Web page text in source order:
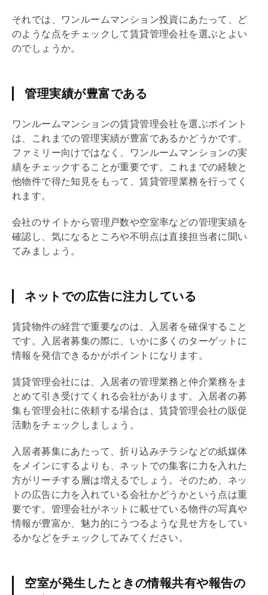
それでは、ワンルームマンション投資にあたって、ど
のような点をチェックして賃貸管理会社を選ぶとよい
のでしょうか。
管理実績が豊富である
ワンルームマンションの賃貸管理会社 を選ぶポイント
は、これまでの管理実績が豊富であるかどうかです。
ファミリー向けではなく、ワンルームマンションの実
績をチェックすることが重要です。これまでの経験と
他物件で得た知見をもって、賃貸管理業務を行ってく
れます。
会社のサイトから管理戸数や空室率などの管理実績を
確認し、気になるところや不明点は直接担当者に聞い
てみましょう。
ネットでの広告に注力している
賃貸物件の経営で重要なのは、入居者を確保すること
です。入居者募集の際に、いかに多くのターゲットに
情報を発信できるかがポイントになります。
賃貸管理会社には、入居者の管理業務と仲介業務をま
とめて引き受けてくれる会社があります。入居者の募
集も管理会社に依頼する場合は、賃貸管理会社の販促
活動をチェックしましょう。
入居者募集にあたって、折り込みチラシなどの紙媒体
をメインにするよりも、ネットでの集客に力を入れた
方がリーチする層は増えるでしょう。そのため、ネッ
トの広告に力を入れている会社かどうかという点は重
要です。 管理会社がネットに載せている物件の写真や
情報が豊富か、魅力的にうつるような見せ方をしてい
るかなどをチェックしてみてください。
空室が発生したときの情報共有や報告の